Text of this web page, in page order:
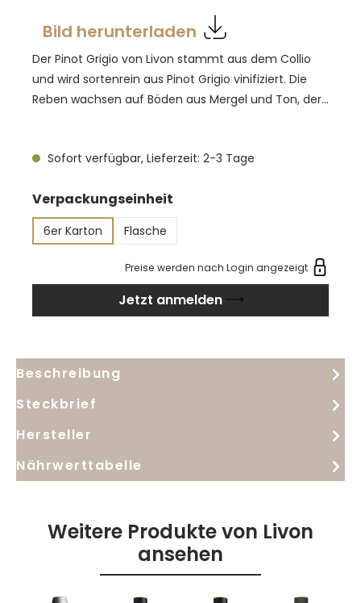
Bild herunterladen
Der Pinot Grigio von Livon stammt aus dem Collio
und wird sortenrein aus Pinot Grigio vinifiziert. Die
Reben wachsen auf Böden aus Mergel und Ton, der
Reflexen. Der Most wird nach der Lese sanft
bevor die Gärung temperaturkontrolliert bei 18 °C im
Edelstahltank erfolgt. Im Duft finden sich feine
Noten von Brotkruste und Apfel, der Gaumen
präsentiert sich trocken, frisch und harmonisch mit
guter Struktur. Ein klarer, geradliniger Vertreter des
Collio-Pinot-Grigio mit Sortentypizität und eleganter
Finesse.
Sofort verfügbar, Lieferzeit: 2-3 Tage
Verpackungseinheit
6er Karton Flasche
Preise werden nach Login angezeigt
Jetzt anmelden
Beschreibung
Steckbrief
Hersteller
Nährwerttabelle
Weitere Produkte von Livon
ansehen